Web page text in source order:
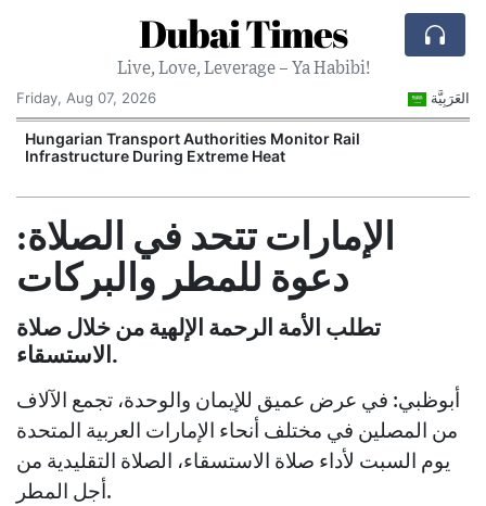
Dubai Times
Live, Love, Leverage – Ya Habibi!
Friday, Aug 07, 2026
العَرَبِيَّة
Hungarian Transport Authorities Monitor Rail
Infrastructure During Extreme Heat
الإمارات تتحد في الصلاة:
دعوة للمطر والبركات
تطلب الأمة الرحمة الإلهية من خلال صلاة
الاستسقاء.
أبوظبي: في عرض عميق للإيمان والوحدة، تجمع الآلاف
من المصلين في مختلف أنحاء الإمارات العربية المتحدة
يوم السبت لأداء صلاة الاستسقاء، الصلاة التقليدية من
أجل المطر.